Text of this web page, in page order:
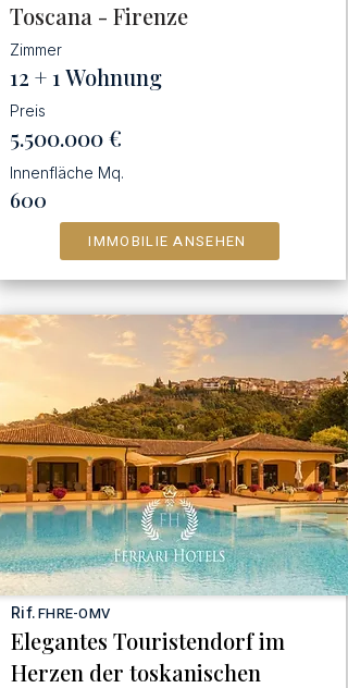
Toscana - Firenze
Zimmer
12 + 1 Wohnung
Preis
5.500.000€
Innenfläche Mq.
600
IMMOBILIE ANSEHEN
Rif.FHRE-OMV
Elegantes Touristendorf im
Herzen der toskanischen